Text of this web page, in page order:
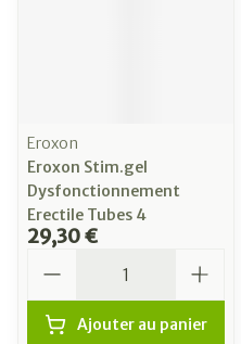
Eroxon
Eroxon Stim.gel
Dysfonctionnement
Erectile Tubes 4
29,30 €
Ajouter au panier